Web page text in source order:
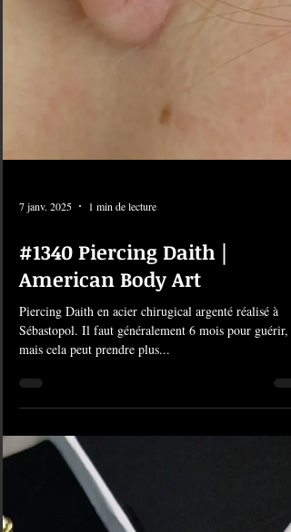
#1340 Piercing Daith |
American Body Art
Piercing Daith en acier chirugical argenté réalisé à
Sébastopol. Il faut généralement 6 mois pour guérir,
mais cela peut prendre plus...